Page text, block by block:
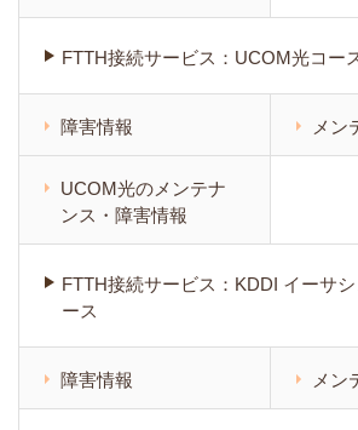
FTTH接続サービス：UCOM光コー
障害情報 メン
UCOM光のメンテナ
ンス・障害情報
FTTH接続サービス：KDDI イーサ
ース
障害情報 メン